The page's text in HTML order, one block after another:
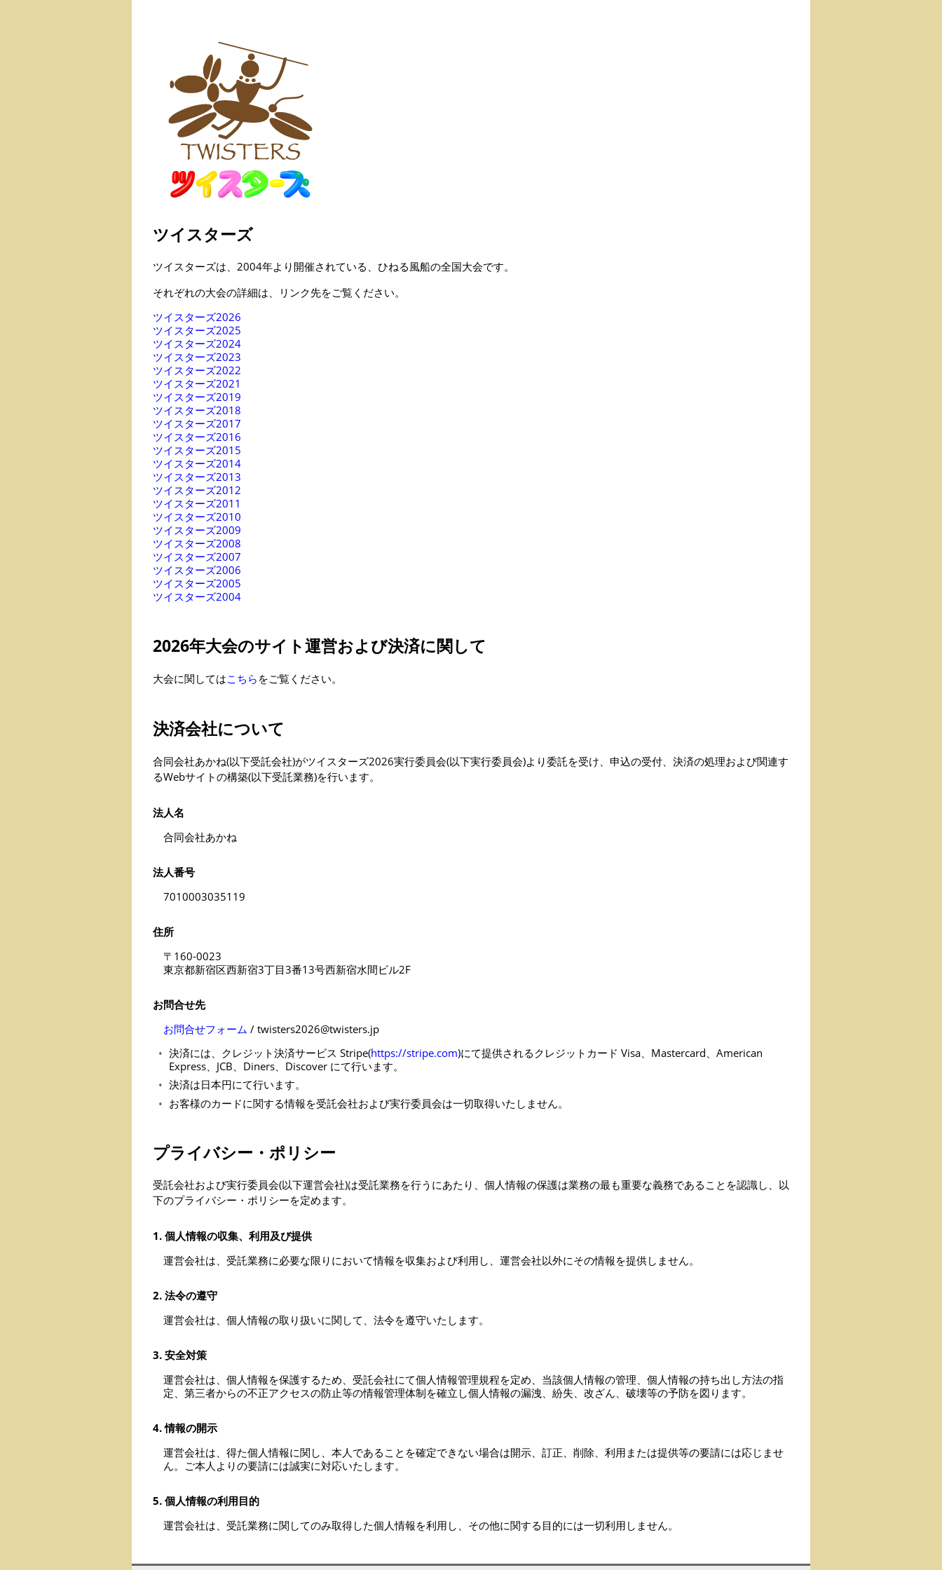
ツイスターズ
ツイスターズは、2004年より開催されている、ひねる風船の全国大会です。
それぞれの大会の詳細は、リンク先をご覧ください。
ツイスターズ2026
ツイスターズ2025
ツイスターズ2024
ツイスターズ2023
ツイスターズ2022
ツイスターズ2021
ツイスターズ2019
ツイスターズ2018
ツイスターズ2017
ツイスターズ2016
ツイスターズ2015
ツイスターズ2014
ツイスターズ2013
ツイスターズ2012
ツイスターズ2011
ツイスターズ2010
ツイスターズ2009
ツイスターズ2008
ツイスターズ2007
ツイスターズ2006
ツイスターズ2005
ツイスターズ2004
2026年大会のサイト運営および決済に関して
大会に関してはこちら をご覧ください。
決済会社について
合同会社あかね(以下受託会社)がツイスターズ2026実行委員会(以下実行委員会)より委託を受け、申込の受付、決済の処理および関連す
るWebサイトの構築(以下受託業務)を行います。
法人名
合同会社あかね
法人番号
7010003035119
住所
〒160-0023
東京都新宿区西新宿3丁目3番13号西新宿水間ビル2F
お問合せ先
お問合せフォーム / twisters2026@twisters.jp
決済には、クレジット決済サービス Stripe(https://stripe.com)にて提供されるクレジットカード Visa、Mastercard、American
Express、JCB、Diners、Discover にて行います。
決済は日本円にて行います。
お客様のカードに関する情報を受託会社および実行委員会は一切取得いたしません。
プライバシー・ポリシー
受託会社および実行委員会(以下運営会社)は受託業務を行うにあたり、個人情報の保護は業務の最も重要な義務であることを認識し、以
下のプライバシー・ポリシーを定めます。
1. 個人情報の収集、利用及び提供
運営会社は、受託業務に必要な限りにおいて情報を収集および利用し、運営会社以外にその情報を提供しません。
2. 法令の遵守
運営会社は、個人情報の取り扱いに関して、法令を遵守いたします。
3. 安全対策
運営会社は、個人情報を保護するため、受託会社にて個人情報管理規程を定め、当該個人情報の管理、個人情報の持ち出し方法の指
定、第三者からの不正アクセスの防止等の情報管理体制を確立し個人情報の漏洩、紛失、改ざん、破壊等の予防を図ります。
4. 情報の開示
運営会社は、得た個人情報に関し、本人であることを確定できない場合は開示、訂正、削除、利用または提供等の要請には応じませ
ん。ご本人よりの要請には誠実に対応いたします。
5. 個人情報の利用目的
運営会社は、受託業務に関してのみ取得した個人情報を利用し、その他に関する目的には一切利用しません。